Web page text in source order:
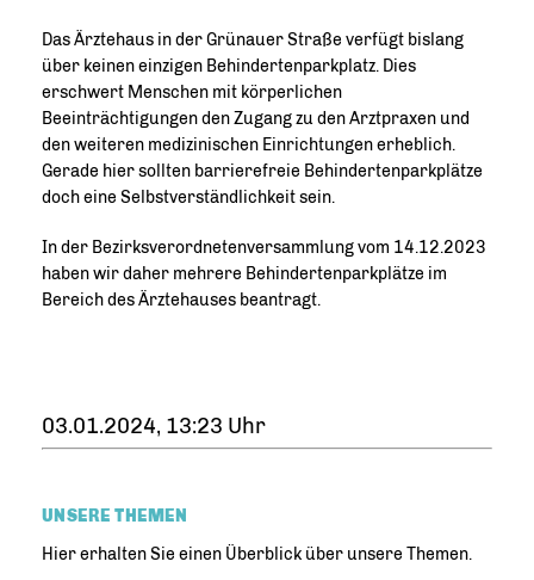
Das Ärztehaus in der Grünauer Straße verfügt bislang
über keinen einzigen Behindertenparkplatz. Dies
erschwert Menschen mit körperlichen
Beeinträchtigungen den Zugang zu den Arztpraxen und
den weiteren medizinischen Einrichtungen erheblich.
Gerade hier sollten barrierefreie Behindertenparkplätze
doch eine Selbstverständlichkeit sein.
In der Bezirksverordnetenversammlung vom 14.12.2023
haben wir daher mehrere Behindertenparkplätze im
Bereich des Ärztehauses beantragt.
03.01.2024, 13:23 Uhr
UNSERE THEMEN
Hier erhalten Sie einen Überblick über unsere Themen.